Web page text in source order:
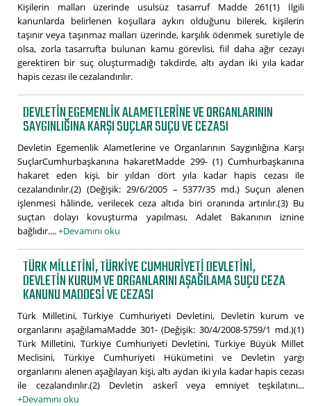
Kişilerin malları üzerinde usulsüz tasarruf Madde 261(1) İlgili
kanunlarda belirlenen koşullara aykırı olduğunu bilerek, kişilerin
taşınır veya taşınmaz malları üzerinde, karşılık ödenmek suretiyle de
olsa, zorla tasarrufta bulunan kamu görevlisi, fiil daha ağır cezayı
gerektiren bir suç oluşturmadığı takdirde, altı aydan iki yıla kadar
hapis cezası ile cezalandırılır.
DEVLETIN EGEMENLIK ALAMETLERINE VE ORGANLARININ
SAYGINLIĞINA KARŞI SUÇLAR SUÇU VE CEZASI
Devletin Egemenlik Alametlerine ve Organlarının Saygınlığına Karşı
SuçlarCumhurbaşkanına hakaretMadde 299- (1) Cumhurbaşkanına
hakaret eden kişi, bir yıldan dört yıla kadar hapis cezası ile
cezalandırılır.(2) (Değişik: 29/6/2005 – 5377/35 md.) Suçun alenen
işlenmesi hâlinde, verilecek ceza altıda biri oranında artırılır.(3) Bu
suçtan dolayı kovuşturma yapılması, Adalet Bakanının iznine
bağlıdır....+Devamını oku
TÜRK MILLETINI, TÜRKIYE CUMHURIYETI DEVLETINI,
DEVLETIN KURUM VE ORGANLARINI AŞAĞILAMA SUÇU CEZA
KANUNU MADDESI VE CEZASI
Türk Milletini, Türkiye Cumhuriyeti Devletini, Devletin kurum ve
organlarını aşağılamaMadde 301- (Değişik: 30/4/2008-5759/1 md.)(1)
Türk Milletini, Türkiye Cumhuriyeti Devletini, Türkiye Büyük Millet
Meclisini, Türkiye Cumhuriyeti Hükümetini ve Devletin yargı
organlarını alenen aşağılayan kişi, altı aydan iki yıla kadar hapis cezası
ile cezalandırılır.(2) Devletin askerî veya emniyet teşkilatını...
+Devamını oku